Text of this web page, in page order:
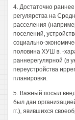
4. Достаточно
регулярства на
расселения
поселений,
социально-
половина ХУШ в. -
раннерегулярной (в
переустройства
планировки.
5. Важный посыл
был дан
гг.), явившихся